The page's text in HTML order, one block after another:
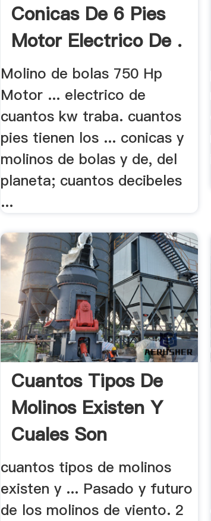
Conicas De 6 Pies
Motor Electrico De .
Molino de bolas 750 Hp
Motor ... electrico de
cuantos kw traba. cuantos
pies tienen los ... conicas y
molinos de bolas y de, del
planeta; cuantos decibeles
...
Cuantos Tipos De
Molinos Existen Y
Cuales Son
cuantos tipos de molinos
existen y ... Pasado y futuro
de los molinos de viento. 2